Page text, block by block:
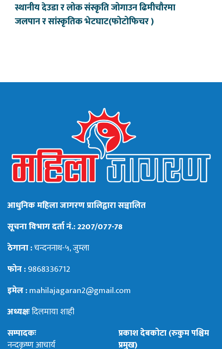
स्थानीय देउडा र लोक संस्कृति जोगाउन ढिमीचौरमा
जलपान र सांस्कृतिक भेटघाट(फोटोफिचर )
आधुनिक महिला जागरण प्रालिद्वारा सञ्चालित
सूचना विभाग दर्ता नं.: 2207/077-78
ठेगाना :चन्दननाथ-५, जुम्ला
फोन :9868336712
इमेल :mahilajagaran2@gmail.com
अध्यक्षःदिलमाया शाही
सम्पादकः
नन्दकृष्ण आचार्य
प्रकाश देबकोटा (रुकुम पश्चिम
प्रमुख)